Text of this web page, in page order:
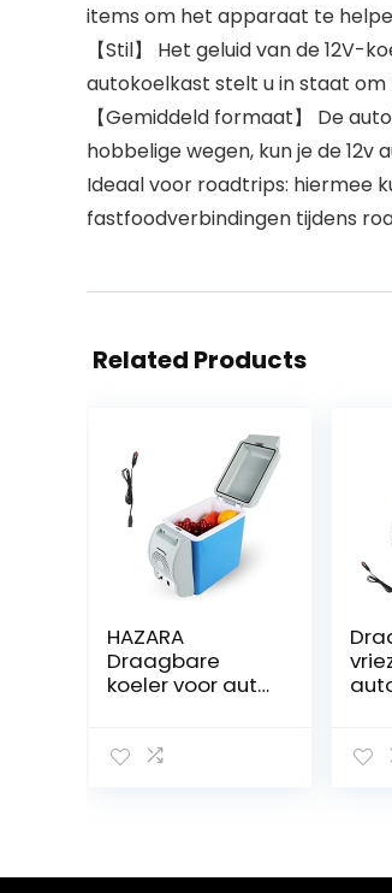
items om het apparaat te
【Stil】 Het geluid van de
autokoelkast stelt u in staat om
【Gemiddeld formaat】 De
hobbelige wegen, kun je de
Ideaal voor roadtrips: hiermee
fastfoodverbindingen tijdens
Related Products
HAZARA
Draagbare
koeler voor auto,
draagbare
voor alle 12V-